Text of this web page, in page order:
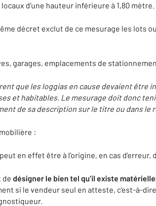
d’une hauteur inférieure à 1,80 mètre.
décret exclut de ce mesurage les lots
garages, emplacements de
que les loggias en cause devaient être
et habitables. Le mesurage doit donc
de sa description sur le titre ou dans le
:
en effet être à l’origine, en cas d’erreur,
de désigner le bien tel qu’il existe
si le vendeur seul en atteste, c’est-à-